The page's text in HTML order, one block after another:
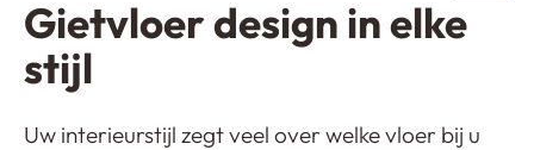
Gietvloer design in elke
stijl
Uw interieurstijl zegt veel over welke vloer bij u